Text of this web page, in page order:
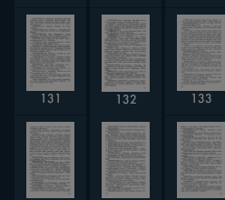
131 132 133